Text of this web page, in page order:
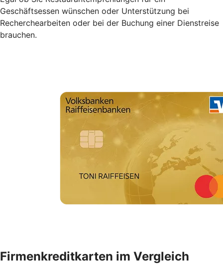
Geschäftsessen wünschen oder Unterstützung bei
Recherchearbeiten oder bei der Buchung einer Dienstreise
brauchen.
Firmenkreditkarten im Vergleich